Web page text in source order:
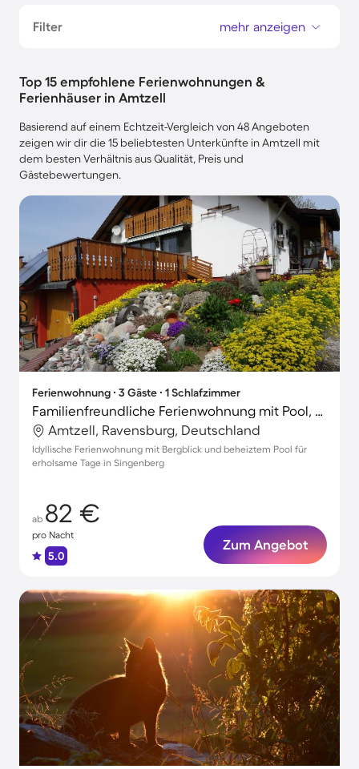
Filter mehr anzeigen
Top 15 empfohlene Ferienwohnungen &
Ferienhäuser in Amtzell
Basierend auf einem Echtzeit-Vergleich von 48 Angeboten
zeigen wir dir die 15 beliebtesten Unterkünfte in Amtzell mit
dem besten Verhältnis aus Qualität, Preis und
Gästebewertungen.
Ferienwohnung ∙ 3 Gäste ∙ 1 Schlafzimmer
Familienfreundliche Ferienwohnung mit Pool, schnellem Internet und Garten | Bergblick
Amtzell, Ravensburg, Deutschland
Idyllische Ferienwohnung mit Bergblick und beheiztem Pool für
erholsame Tage in Singenberg
ab 82 €
pro Nacht
5.0
Zum Angebot